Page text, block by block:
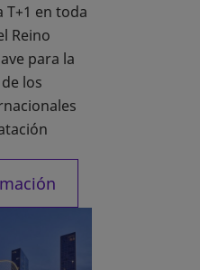
T+1 en toda
Reino
para la
los
abre en una pestaña